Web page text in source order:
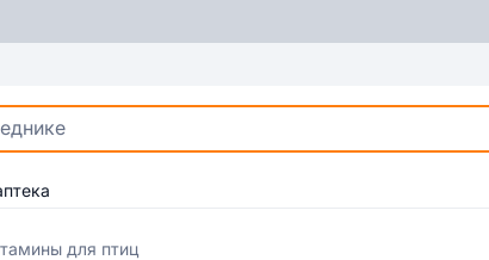
для птиц